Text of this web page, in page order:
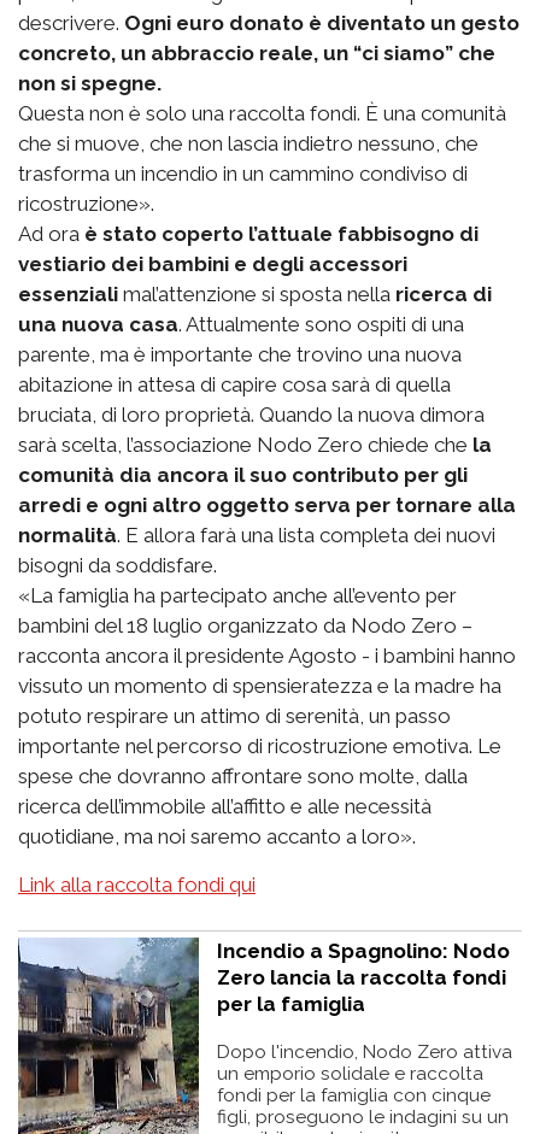
descrivere. Ogni euro donato è diventato un gesto
concreto, un abbraccio reale, un “ci siamo” che
non si spegne.
Questa non è solo una raccolta fondi. È una comunità
che si muove, che non lascia indietro nessuno, che
trasforma un incendio in un cammino condiviso di
ricostruzione».
Ad ora è stato coperto l’attuale fabbisogno di
vestiario dei bambini e degli accessori
essenziali mal’attenzione si sposta nella ricerca di
una nuova casa. Attualmente sono ospiti di una
parente, ma è importante che trovino una nuova
abitazione in attesa di capire cosa sarà di quella
bruciata, di loro proprietà. Quando la nuova dimora
sarà scelta, l’associazione Nodo Zero chiede che la
comunità dia ancora il suo contributo per gli
arredi e ogni altro oggetto serva per tornare alla
normalità. E allora farà una lista completa dei nuovi
bisogni da soddisfare.
«La famiglia ha partecipato anche all’evento per
bambini del 18 luglio organizzato da Nodo Zero –
racconta ancora il presidente Agosto - i bambini hanno
vissuto un momento di spensieratezza e la madre ha
potuto respirare un attimo di serenità, un passo
importante nel percorso di ricostruzione emotiva. Le
spese che dovranno affrontare sono molte, dalla
ricerca dell’immobile all’affitto e alle necessità
quotidiane, ma noi saremo accanto a loro».
Link alla raccolta fondi qui
Incendio a Spagnolino: Nodo
Zero lancia la raccolta fondi
per la famiglia
Dopo l'incendio, Nodo Zero attiva
un emporio solidale e raccolta
fondi per la famiglia con cinque
figli, proseguono le indagini su un